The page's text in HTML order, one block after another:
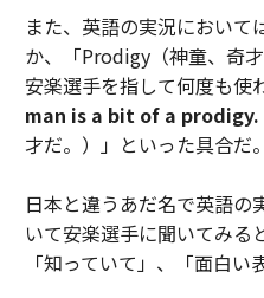
また、英語の実況におい
か、「Prodigy（神童、奇
安楽選手を指して何度も使
man is a bit of a prodigy.
才だ。）」といった具合だ。
日本と違うあだ名で英語の
いて安楽選手に聞いてみる
「知っていて」、「面白い